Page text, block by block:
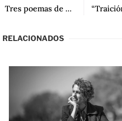
Tres poemas de Margara Russotto
RELACIONADOS